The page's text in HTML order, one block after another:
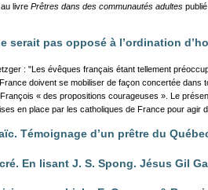
livre Prêtres dans des communautés adultes
serait pas opposé à l’ordination
: "Les évêques français étant tellement
doivent se mobiliser de façon concertée dans
« des propositions courageuses ». Le
en place par les catholiques de France pour agir
Témoignage d’un prêtre du
En lisant J. S. Spong. Jésus Gil